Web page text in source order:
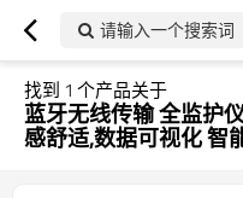
请输入一个搜索词
找到 1 个产品关于
蓝牙无线传输 全监护
感舒适,数据可视化 智